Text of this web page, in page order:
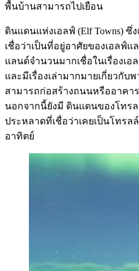
พื้นบ้านสามารถไปเยือน
ดินแดนแห่งเอลฟ์ (Elf Towns)
เชื่อว่าเป็นที่อยู่อาศัยของเอลฟ์
แลนด์จำนวนมากเชื่อในเรื่องเอ
และมีเรื่องเล่ามากมายเกี่ยวกับ
สามารถก่อสร้างถนนหรืออาคา
นอกจากนี้ยังมี ดินแดนของโทรล
ประหลาดที่เชื่อว่าเคยเป็นโทรล
อาทิตย์